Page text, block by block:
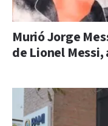
Murió Jorge
de Lionel Messi,